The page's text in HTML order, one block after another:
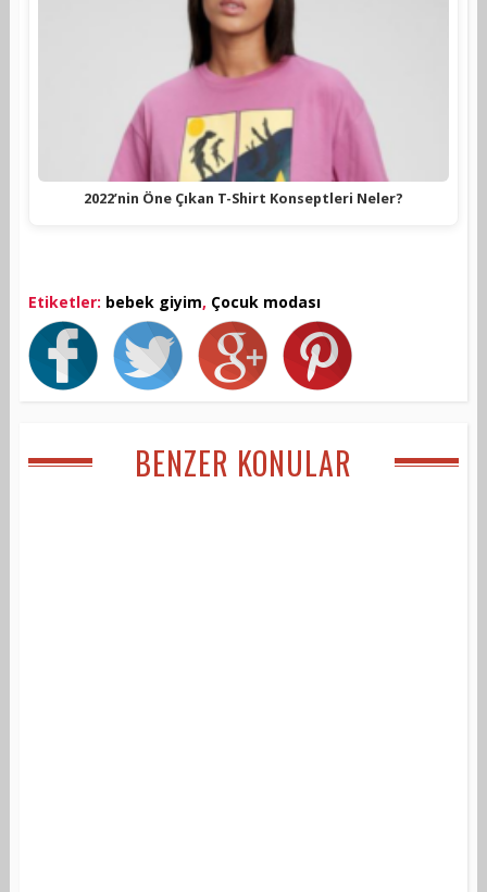
2022’nin Öne Çıkan T-Shirt Konseptleri Neler?
Etiketler: bebek giyim, Çocuk modası
BENZER KONULAR